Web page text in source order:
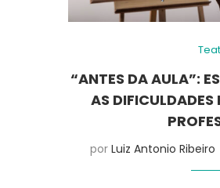
“ANTES DA AULA”:
AS DIFICULDADES
por Luiz Antonio Ribeiro